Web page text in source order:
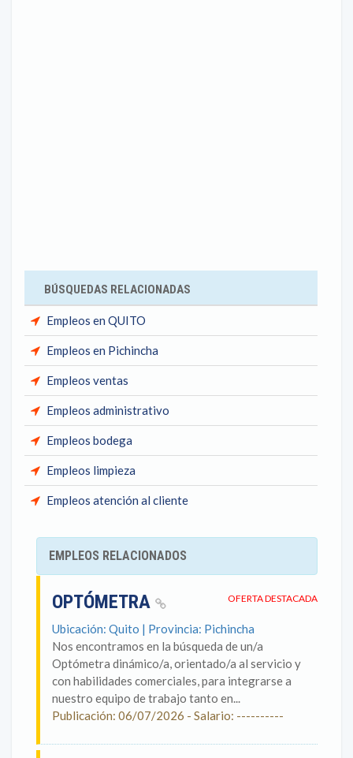
BÚSQUEDAS RELACIONADAS
Empleos en QUITO
Empleos en Pichincha
Empleos ventas
Empleos administrativo
Empleos bodega
Empleos limpieza
Empleos atención al cliente
EMPLEOS RELACIONADOS
OFERTA DESTACADA
OPTÓMETRA
Ubicación: Quito | Provincia: Pichincha
Nos encontramos en la búsqueda de un/a
Optómetra dinámico/a, orientado/a al servicio y
con habilidades comerciales, para integrarse a
nuestro equipo de trabajo tanto en...
Publicación: 06/07/2026 - Salario: ----------